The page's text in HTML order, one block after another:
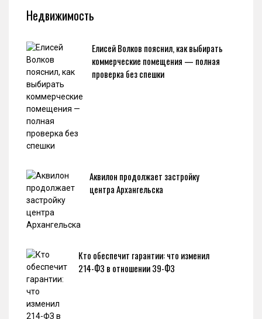
Недвижимость
Елисей Волков пояснил, как выбирать
коммерческие помещения — полная
проверка без спешки
Аквилон продолжает застройку
центра Архангельска
Кто обеспечит гарантии: что изменил
214-ФЗ в отношении 39-ФЗ